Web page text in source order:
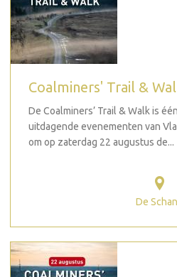
Coalminers' Trail &
De Coalminers’ Trail & Walk is
uitdagende evenementen van
om op zaterdag 22 augustus de...
De